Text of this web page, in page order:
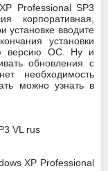
Professional SP3
установке вводите
установки
версию ОС. Ну и
обновления с
необходимость
можно узнать в
XP Professional